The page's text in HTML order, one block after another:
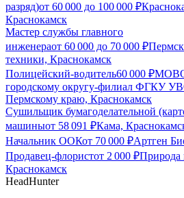
разряд)от 60 000 до 100 000 ₽
Краснокамск
Мастер службы главного
инженераот 60 000 до 70 000 ₽
техники, Краснокамск
Полицейский-водитель60 000 ₽МОВО
городскому округу-филиал ФГКУ
Пермскому краю, Краснокамск
Сушильщик бумагоделательной
машиныот 58 091 ₽Кама,
Начальник ООКот 70 000 ₽Артген
Продавец-флористот 2 000 ₽Природа
Краснокамск
HeadHunter